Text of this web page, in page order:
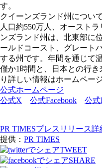
す。
クイーンズランド州について
人口約550万人、オースト
ンズランド州は、北東部に
ールドコースト、グレート
する州です。年間を通じて
僅か1時間と、日本との行
り詳しい情報はホームペー
公式ホームページ
公式X
公式Facebook 公式
PR TIMESプレスリリース詳
提供： PR TIMES
TWEET
SHARE